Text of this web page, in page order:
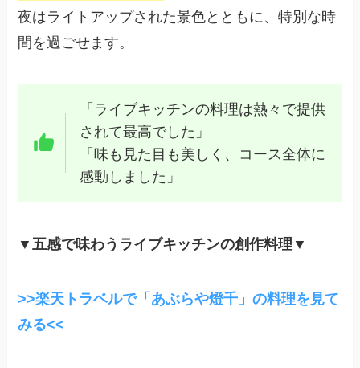
夜はライトアップされた景色とともに、特別な時
間を過ごせます。
「ライブキッチンの料理は熱々で提供
されて最高でした」
「味も見た目も美しく、コース全体に
感動しました」
▼ 五感で味わうライブキッチンの創作料理▼
>>楽天トラベルで「あぶらや燈千」の料理を見て
みる<<